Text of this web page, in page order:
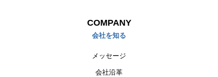
COMPANY
会社を知る
メッセージ
会社沿革